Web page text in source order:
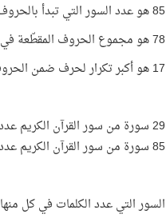
85 هو عدد السور التي تبدأ بالحروف المقطّعة!
78 هو مجموع الحروف المقطّعة في القرآن الكريم!
17 هو أكبر تكرار لحرف ضمن الحروف المقطّعة!
29 سورة من سور القرآن الكريم عدد الكلمات في كل منها 92 كلمة فأقل.
85 سورة من سور القرآن الكريم عدد الكلمات في كل منها أكثر من 92 كلمة.
السور التي عدد الكلمات في كل منها 92 كلمة فأقل: